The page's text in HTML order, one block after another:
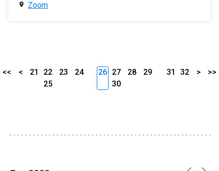
Zoom
<< < 21 22 23
24
25
26 27 28
29
30
31 32 > >>